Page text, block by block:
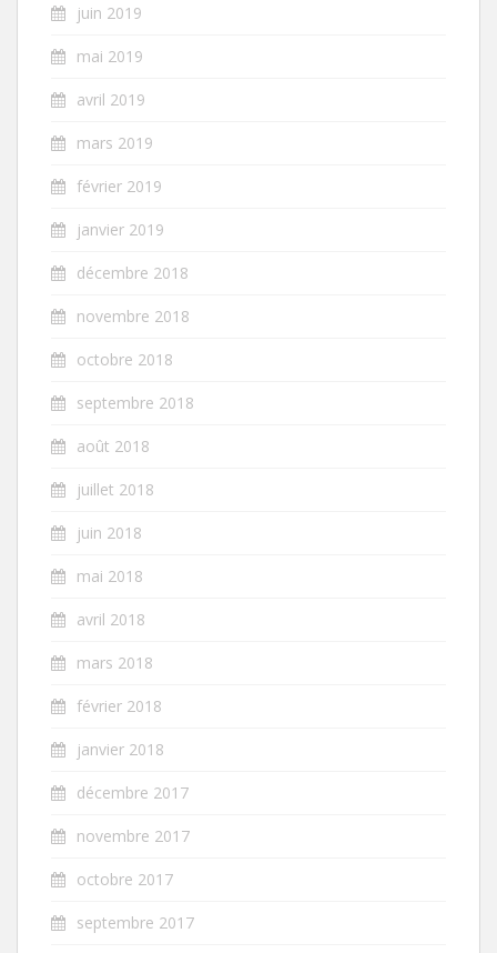
juin 2019
mai 2019
avril 2019
mars 2019
février 2019
janvier 2019
décembre 2018
novembre 2018
octobre 2018
septembre 2018
août 2018
juillet 2018
juin 2018
mai 2018
avril 2018
mars 2018
février 2018
janvier 2018
décembre 2017
novembre 2017
octobre 2017
septembre 2017